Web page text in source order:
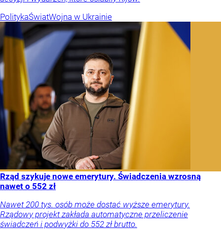
PolitykaŚwiatWojna w Ukrainie
Rząd szykuje nowe emerytury. Świadczenia wzrosną
nawet o 552 zł
Nawet 200 tys. osób może dostać wyższe emerytury.
Rządowy projekt zakłada automatyczne przeliczenie
świadczeń i podwyżki do 552 zł brutto.